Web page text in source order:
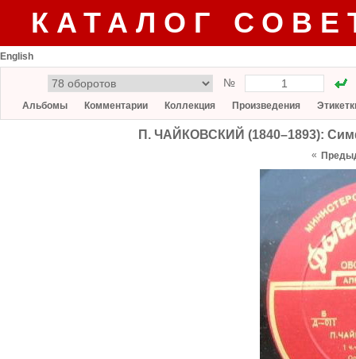
КАТАЛОГ
English
№
Альбомы Комментарии Коллекция Произведения
П. ЧАЙКОВСКИЙ (1840–1893):
«